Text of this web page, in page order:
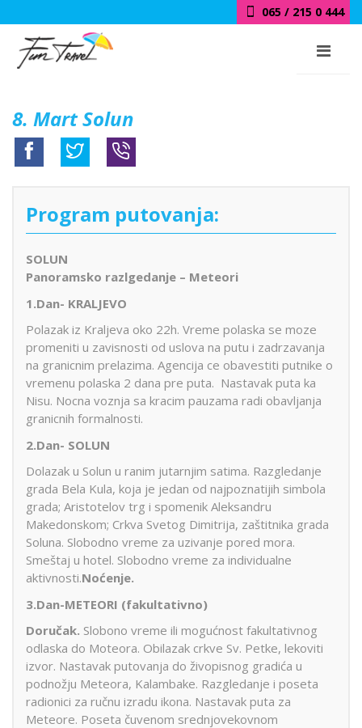
065 / 215 0 444
8. Mart Solun
Program putovanja:
SOLUN
Panoramsko razlgedanje – Meteori
1.Dan- KRALJEVO
Polazak iz Kraljeva oko 22h. Vreme polaska se moze
promeniti u zavisnosti od uslova na putu i zadrzavanja
na granicnim prelazima. Agencija ce obavestiti putnike o
vremenu polaska 2 dana pre puta. Nastavak puta ka
Nisu. Nocna voznja sa kracim pauzama radi obavljanja
granicnih formalnosti.
2.Dan- SOLUN
Dolazak u Solun u ranim jutarnjim satima. Razgledanje
grada Bela Kula, koja je jedan od najpoznatijih simbola
grada; Aristotelov trg i spomenik Aleksandru
Makedonskom; Crkva Svetog Dimitrija, zaštitnika grada
Soluna. Slobodno vreme za uzivanje pored mora.
Smeštaj u hotel. Slobodno vreme za individualne
aktivnosti.Noćenje.
3.Dan-METEORI (fakultativno)
Doručak. Slobono vreme ili mogućnost fakultativnog
odlaska do Moteora. Obilazak crkve Sv. Petke, lekoviti
izvor. Nastavak putovanja do živopisnog gradića u
podnožju Meteora, Kalambake. Razgledanje i poseta
radionici za ručnu izradu ikona. Nastavak puta za
Meteore. Poseta čuvenom srednjovekovnom